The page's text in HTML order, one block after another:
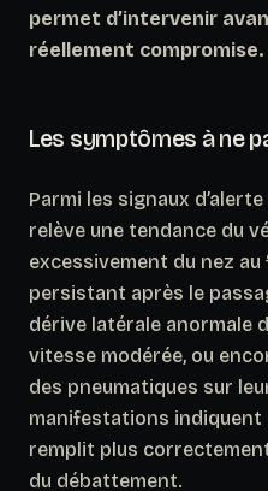
permet d’intervenir
réellement compromise.
Les symptômes à ne
Parmi les signaux
relève une tendance du
excessivement du nez
persistant après le
dérive latérale anormale
vitesse modérée, ou
des pneumatiques sur
manifestations indiquent
remplit plus
du débattement.